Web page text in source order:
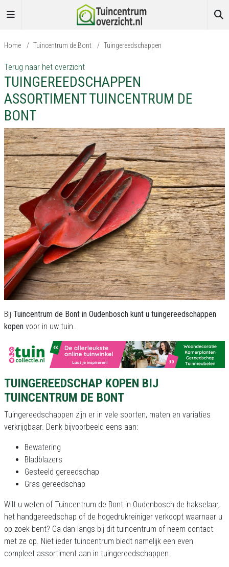
Home / Tuincentrum de Bont / Tuingereedschappen
Terug naar het overzicht
TUINGEREEDSCHAPPEN
ASSORTIMENT TUINCENTRUM DE
BONT
Bij Tuincentrum de Bont in Oudenbosch kunt u tuingereedschappen
kopen voor in uw tuin.
TUINGEREEDSCHAP KOPEN BIJ
TUINCENTRUM DE BONT
Tuingereedschappen zijn er in vele soorten, maten en variaties
verkrijgbaar. Denk bijvoorbeeld eens aan:
Bewatering
Bladblazers
Gesteeld gereedschap
Gras gereedschap
Wilt u weten of Tuincentrum de Bont in Oudenbosch de hakselaar,
het handgereedschap of de hogedrukreiniger verkoopt waarnaar u
op zoek bent? Ga dan langs bij dit tuincentrum of neem contact
met ze op. Niet ieder tuincentrum biedt namelijk een even
compleet assortiment aan in tuingereedschappen.